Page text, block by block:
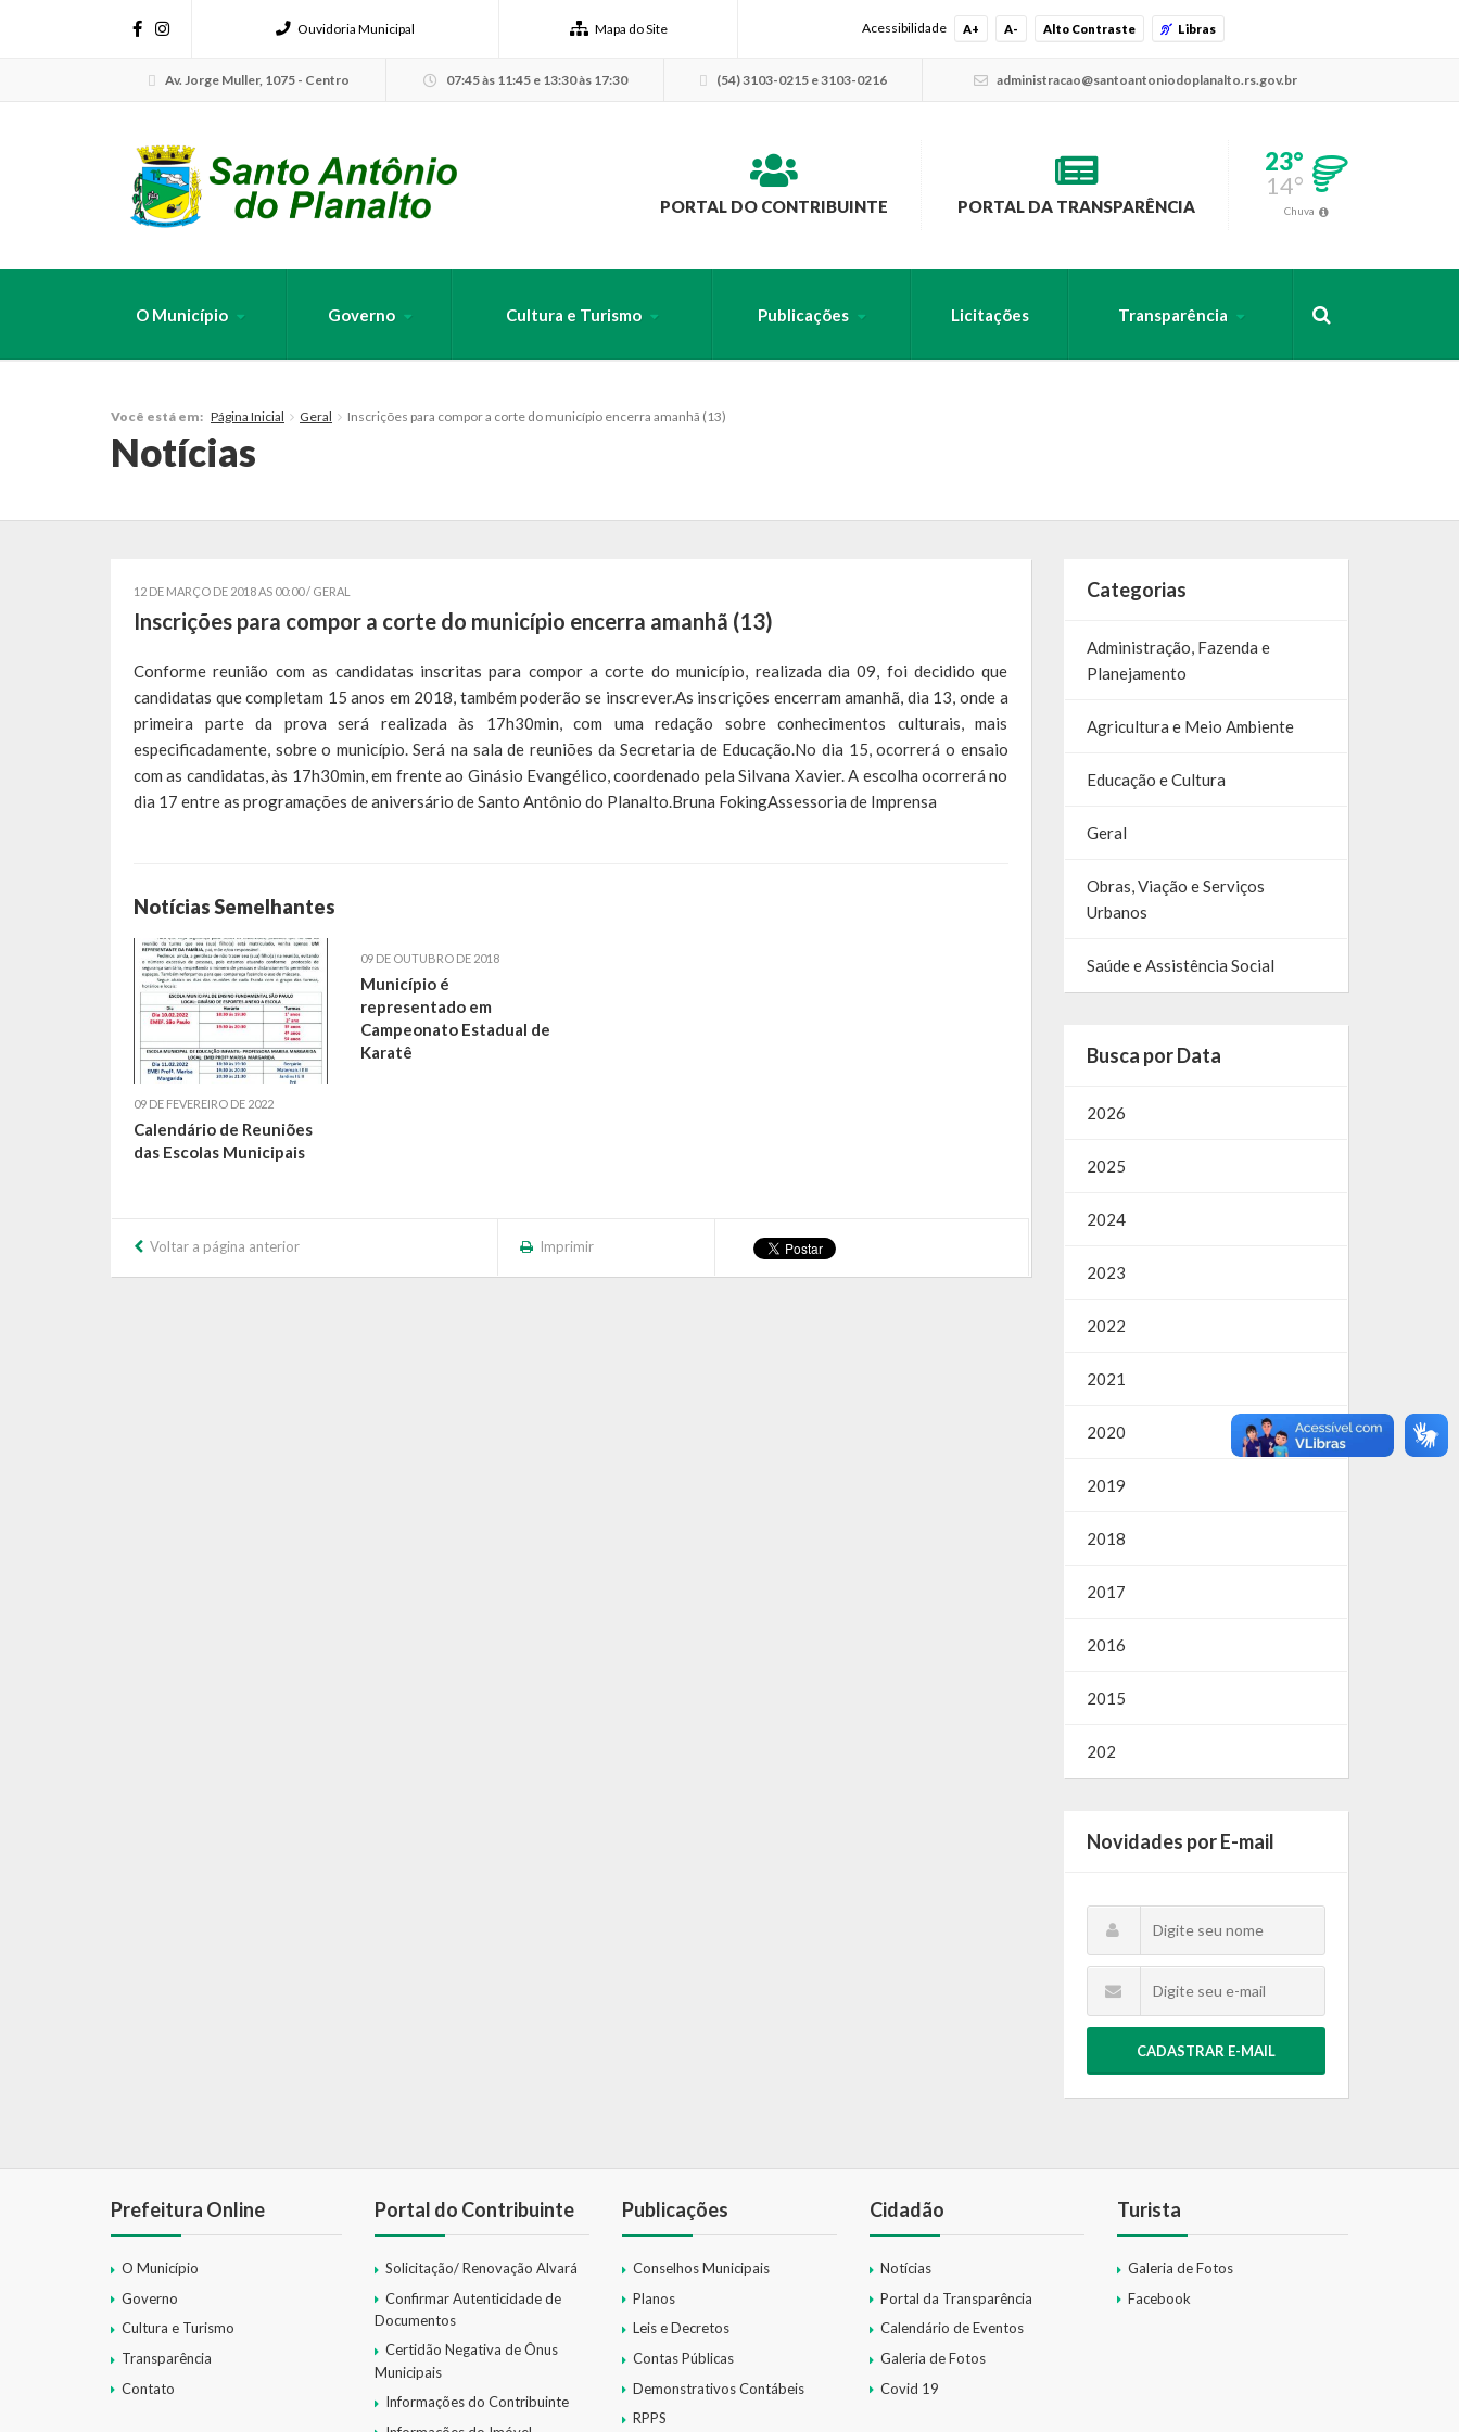
Ouvidoria Municipal Mapa do Site Acessibilidade A+ A- Alto Contraste Libras
Av. Jorge Muller, 1075 - Centro 07:45 às 11:45 e 13:30 às 17:30 (54) 3103-0215 e 3103-0216 administracao@santoantoniodoplanalto.rs.gov.br
PORTAL DO CONTRIBUINTE PORTAL DA TRANSPARÊNCIA
23°
14°
Chuva
O Município Governo Cultura e Turismo Publicações Licitações Transparência
Você está em: Página Inicial Geral Inscrições para compor a corte do município encerra amanhã (13)
Notícias
12 DE MARÇO DE 2018 AS 00:00 / GERAL
Inscrições para compor a corte do município encerra amanhã (13)
Conforme reunião com as candidatas inscritas para compor a corte do município, realizada dia 09, foi decidido que
candidatas que completam 15 anos em 2018, também poderão se inscrever.As inscrições encerram amanhã, dia 13, onde a
primeira parte da prova será realizada às 17h30min, com uma redação sobre conhecimentos culturais, mais
especificadamente, sobre o município. Será na sala de reuniões da Secretaria de Educação.No dia 15, ocorrerá o ensaio
com as candidatas, às 17h30min, em frente ao Ginásio Evangélico, coordenado pela Silvana Xavier. A escolha ocorrerá no
dia 17 entre as programações de aniversário de Santo Antônio do Planalto.Bruna FokingAssessoria de Imprensa
Notícias Semelhantes
09 DE FEVEREIRO DE 2022
Calendário de Reuniões
das Escolas Municipais
09 DE OUTUBRO DE 2018
Município é
representado em
Campeonato Estadual de
Karatê
Voltar a página anterior Imprimir
Categorias
Administração, Fazenda e
Planejamento
Agricultura e Meio Ambiente
Educação e Cultura
Geral
Obras, Viação e Serviços
Urbanos
Saúde e Assistência Social
Busca por Data
2026
2025
2024
2023
2022
2021
2020
2019
2018
2017
2016
2015
202
Novidades por E-mail
CADASTRAR E-MAIL
Prefeitura Online
O Município
Governo
Cultura e Turismo
Transparência
Contato
Portal do Contribuinte
Solicitação/ Renovação Alvará
Confirmar Autenticidade de
Documentos
Certidão Negativa de Ônus
Municipais
Informações do Contribuinte
Publicações
Conselhos Municipais
Planos
Leis e Decretos
Contas Públicas
Demonstrativos Contábeis
RPPS
Cidadão
Notícias
Portal da Transparência
Calendário de Eventos
Galeria de Fotos
Covid 19
Turista
Galeria de Fotos
Facebook